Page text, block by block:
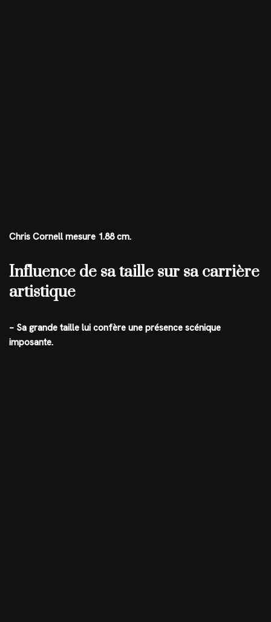
Chris Cornell mesure 1.88 cm.
Influence de sa taille sur sa carrière
artistique
– Sa grande taille lui confère une présence scénique
imposante.